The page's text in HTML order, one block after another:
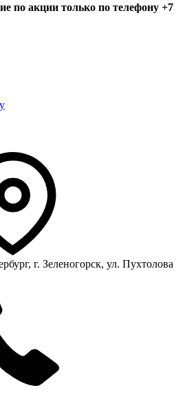
по акции только по телефону +7
г. Зеленогорск, ул. Пухтолова